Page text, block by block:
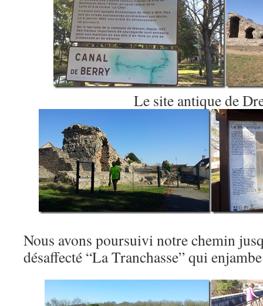
Le site antique de
Nous avons poursuivi notre chemin
désaffecté “La Tranchasse” qui